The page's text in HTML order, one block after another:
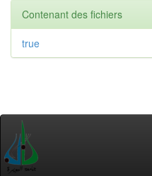
Contenant des fichiers
true